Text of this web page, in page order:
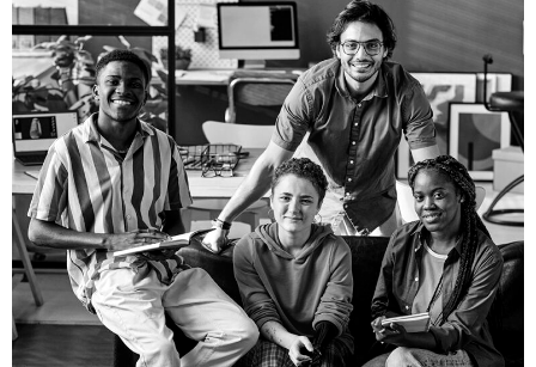
NUESTRA HISTORIA